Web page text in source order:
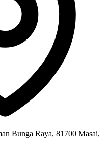
Bunga Raya, 81700 Masai,